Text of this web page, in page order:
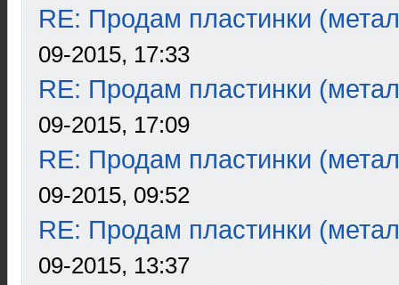
RE: Продам пластинки
09-2015, 17:33
RE: Продам пластинки
09-2015, 17:09
RE: Продам пластинки
09-2015, 09:52
RE: Продам пластинки
09-2015, 13:37